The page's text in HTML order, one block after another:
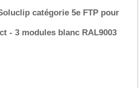
catégorie 5e FTP pour
- 3 modules blanc RAL9003